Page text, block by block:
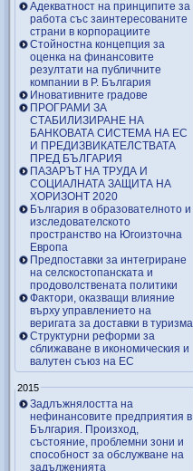
Адекватност на принципите за
работа със заинтересованите
страни в корпорациите
Стойностна концепция за
оценка на финансовите
резултати на публичните
компании в Р. България
Иновативните градове
ПРОГРАМИ ЗА
СТАБИЛИЗИРАНЕ НА
БАНКОВАТА СИСТЕМА НА ЕС
И ПРЕДИЗВИКАТЕЛСТВАТА
ПРЕД БЪЛГАРИЯ
ПАЗАРЪТ НА ТРУДА И
СОЦИАЛНАТА ЗАЩИТА НА
ХОРИЗОНТ 2020
България в образователното и
изследователското
пространство на Югоизточна
Европа
Предпоставки за интегриране
на селскостопанската и
продоволствената политики
Фактори, оказващи влияние
върху управлението на
веригата за доставки в туризма
Структурни реформи за
сближаване в икономическия и
валутен съюз на ЕС
2015
Задлъжнялостта на
нефинансовите предприятия в
България. Произход,
състояние, проблемни зони и
способност за обслужване на
задълженията